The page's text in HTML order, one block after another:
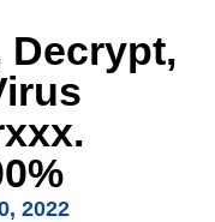
Decrypt,
2022